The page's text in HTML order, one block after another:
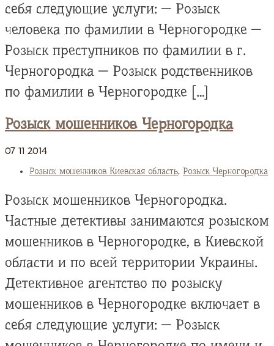
себя следующие услуги: — Розыск
человека по фамилии в Черногородке —
Розыск преступников по фамилии в г.
Черногородка — Розыск родственников
по фамилии в Черногородке […]
Розыск мошенников Черногородка
07 11 2014
Розыск мошенников Киевская область, Розыск Черногородка
Розыск мошенников Черногородка.
Частные детективы занимаются розыском
мошенников в Черногородке, в Киевской
области и по всей территории Украины.
Детективное агентство по розыску
мошенников в Черногородке включает в
себя следующие услуги: — Розыск